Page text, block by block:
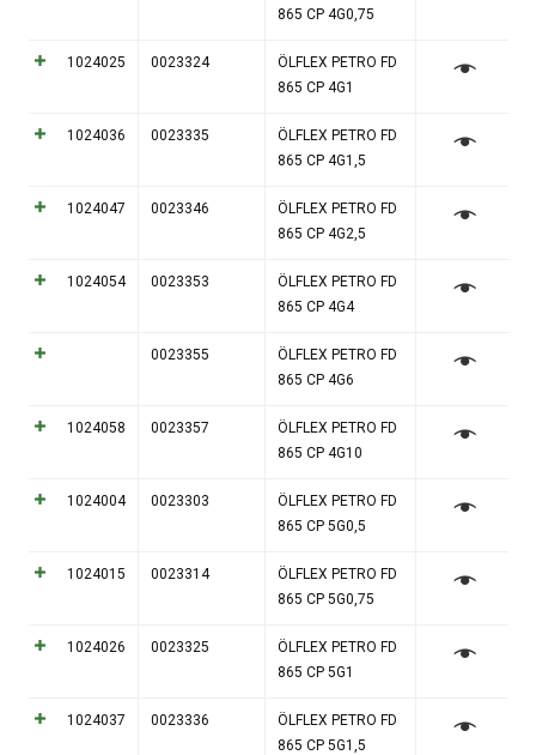
865 CP 4G0,75
1024025 0023324
ÖLFLEX PETRO FD
865 CP 4G1
1024036 0023335
ÖLFLEX PETRO FD
865 CP 4G1,5
1024047 0023346
ÖLFLEX PETRO FD
865 CP 4G2,5
1024054 0023353
ÖLFLEX PETRO FD
865 CP 4G4
0023355
ÖLFLEX PETRO FD
865 CP 4G6
1024058 0023357
ÖLFLEX PETRO FD
865 CP 4G10
1024004 0023303
ÖLFLEX PETRO FD
865 CP 5G0,5
1024015 0023314
ÖLFLEX PETRO FD
865 CP 5G0,75
1024026 0023325
ÖLFLEX PETRO FD
865 CP 5G1
1024037 0023336
ÖLFLEX PETRO FD
865 CP 5G1,5